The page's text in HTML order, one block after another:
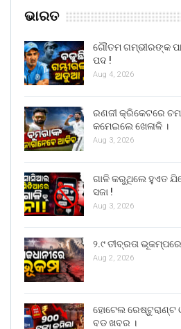
ଭାରତ
ଗୌତମ ଗମ୍ଭୀରଙ୍କ
ପଦ !
Aug 4, 2026
ରଣଜୀ କ୍ରିକେଟରେ
କମେଇଲେ ଖେଳାଳି ।
Aug 3, 2026
ଗାଳି କରୁଥିଲେ ହୁଏତ
ସଜା !
Aug 3, 2026
୨.୯ ତୀବ୍ରତା ଭୂକମ୍ପରେ
Aug 2, 2026
ହୋଟେଲ ରେଷ୍ଟୁରାଣ୍ଟ
ବଡ ଖବର ।